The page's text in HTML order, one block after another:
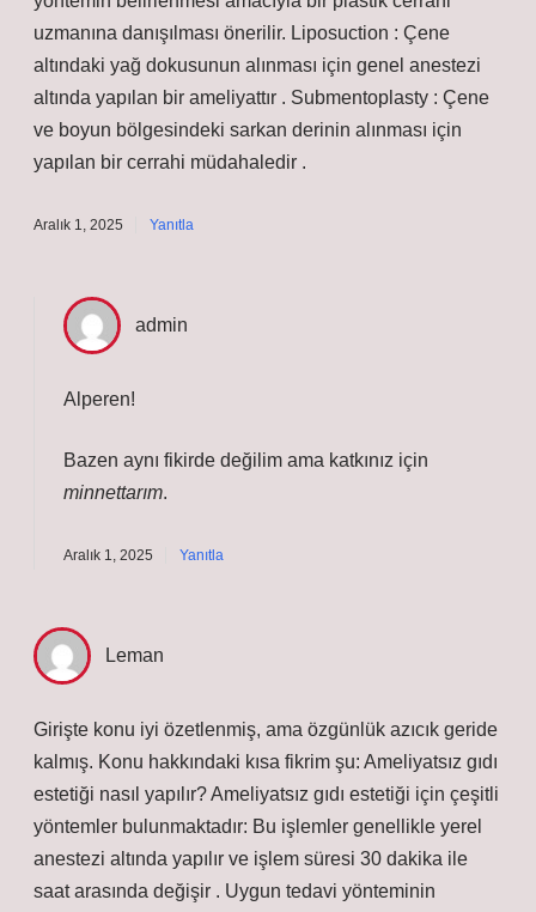
uzmanına danışılması önerilir. Liposuction : Çene
altındaki yağ dokusunun alınması için genel anestezi
altında yapılan bir ameliyattır . Submentoplasty : Çene
ve boyun bölgesindeki sarkan derinin alınması için
yapılan bir cerrahi müdahaledir .
Aralık 1, 2025 Yanıtla
admin
Alperen!
Bazen aynı fikirde değilim ama katkınız için
minnettarım.
Aralık 1, 2025 Yanıtla
Leman
Girişte konu iyi özetlenmiş, ama özgünlük azıcık geride
kalmış. Konu hakkındaki kısa fikrim şu: Ameliyatsız gıdı
estetiği nasıl yapılır? Ameliyatsız gıdı estetiği için çeşitli
yöntemler bulunmaktadır: Bu işlemler genellikle yerel
anestezi altında yapılır ve işlem süresi 30 dakika ile
saat arasında değişir . Uygun tedavi yönteminin